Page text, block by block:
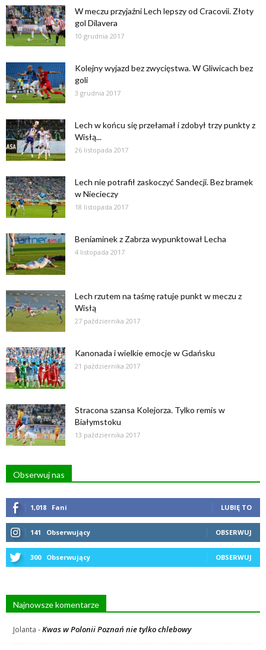
W meczu przyjaźni Lech lepszy od Cracovii. Złoty
gol Dilavera
10 grudnia 2017
Kolejny wyjazd bez zwycięstwa. W Gliwicach bez
goli
3 grudnia 2017
Lech w końcu się przełamał i zdobył trzy punkty z
Wisłą...
26 listopada 2017
Lech nie potrafił zaskoczyć Sandecji. Bez bramek
w Niecieczy
18 listopada 2017
Beniaminek z Zabrza wypunktował Lecha
4 listopada 2017
Lech rzutem na taśmę ratuje punkt w meczu z
Wisłą
27 października 2017
Kanonada i wielkie emocje w Gdańsku
21 października 2017
Stracona szansa Kolejorza. Tylko remis w
Białymstoku
13 października 2017
Obserwuj nas
1,018 Fani LUBIĘ TO
141 Obserwujący OBSERWUJ
300 Obserwujący OBSERWUJ
Najnowsze komentarze
Jolanta -Kwas w Polonii Poznań nie tylko chlebowy